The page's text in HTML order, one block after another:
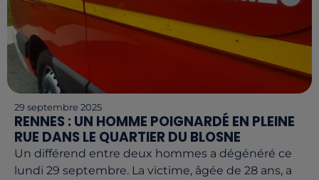
29 septembre 2025
RENNES : UN HOMME POIGNARDÉ EN PLEINE
RUE DANS LE QUARTIER DU BLOSNE
Un différend entre deux hommes a dégénéré ce
lundi 29 septembre. La victime, âgée de 28 ans, a